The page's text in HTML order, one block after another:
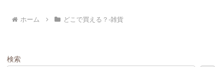
ホーム どこで買える？-雑貨
検索